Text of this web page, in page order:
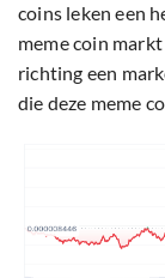
coins leken een
meme coin
richting een
die deze meme